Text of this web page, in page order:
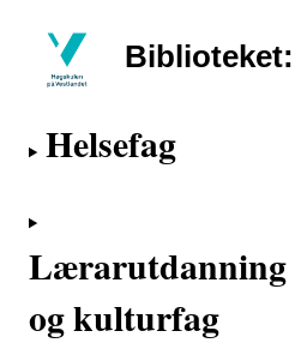
Helsefag
Lærarutdanning
og kulturfag